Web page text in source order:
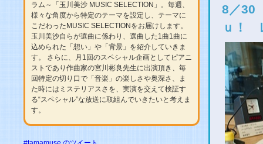
ラム～「玉川美沙 MUSIC SELECTION」。毎週、
様々な角度から特定のテーマを設定し、テーマに
こだわったMUSIC SELECTIONをお届けします。
玉川美沙自らが選曲に係わり、選曲した1曲1曲に
込められた「想い」や「背景」を紹介していきま
す。 さらに、月1回のスペシャル企画としてピアニ
ストであり作曲家の宮川彬良先生に出演頂き、毎
回特定の切り口で「音楽」の楽しさや奥深さ、ま
た時にはミステリアスさを、実演を交えて検証す
る“スペシャル”な放送に取組んでいきたいと考えま
す。
8／30
ｕ！